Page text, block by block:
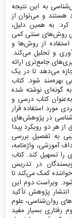
به این نتیجه
هستند و می‌توان از
به همین دلیل،
روش‌های سنتی کمی
از روش‌ها و
و تحلیل می‌کند.
جامع‌تری ارائه
می‌دهد تا در یک
بهره‌مند شود. کتاب
گونه‌ای نوشته شده
کتاب درسی و
مورد استفاده قرار
در پژوهش‌های
هر دو رویکرد پیدا
به تفصیل بررسی
آموزشی، واژه‌نامه،
را تسهیل کند. کتاب
در تدریس
کمک می‌کند تا
ویراست دوم این
پژوهش تأکید
روان‌شناسی، علوم
رفتاری بسیار مفید